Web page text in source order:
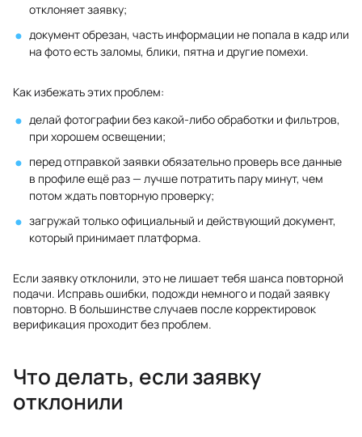
отклоняет заявку;
документ обрезан, часть информации не попала в кадр или
на фото есть заломы, блики, пятна и другие помехи.
Как избежать этих проблем:
делай фотографии без какой-либо обработки и фильтров,
при хорошем освещении;
перед отправкой заявки обязательно проверь все данные
в профиле ещё раз — лучше потратить пару минут, чем
потом ждать повторную проверку;
загружай только официальный и действующий документ,
который принимает платформа.
Если заявку отклонили, это не лишает тебя шанса повторной
подачи. Исправь ошибки, подожди немного и подай заявку
повторно. В большинстве случаев после корректировок
верификация проходит без проблем.
Что делать, если заявку
отклонили